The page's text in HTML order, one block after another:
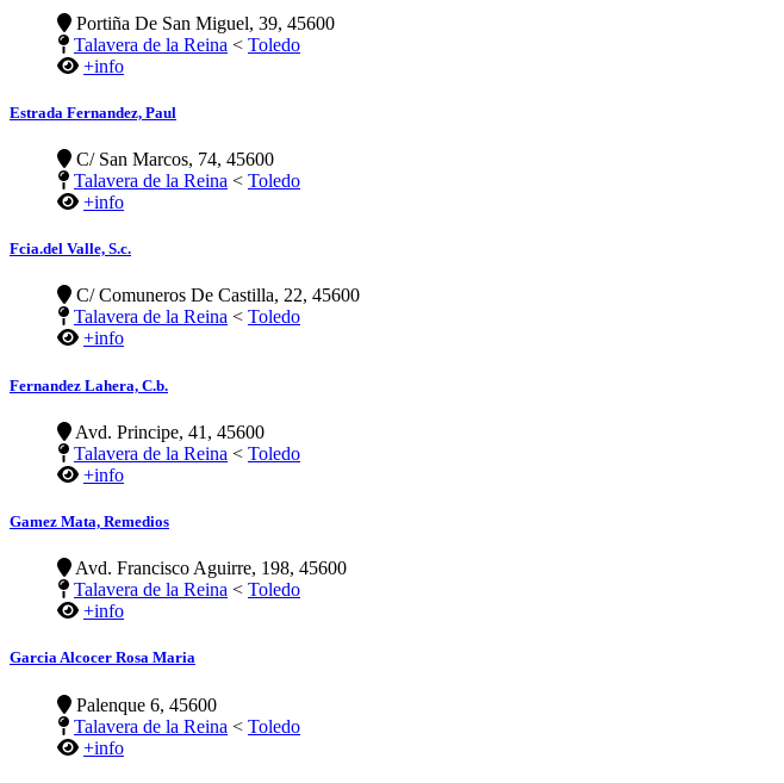
Portiña De San Miguel, 39, 45600
Talavera de la Reina < Toledo
+info
Estrada Fernandez, Paul
C/ San Marcos, 74, 45600
Talavera de la Reina < Toledo
+info
Fcia.del Valle, S.c.
C/ Comuneros De Castilla, 22, 45600
Talavera de la Reina < Toledo
+info
Fernandez Lahera, C.b.
Avd. Principe, 41, 45600
Talavera de la Reina < Toledo
+info
Gamez Mata, Remedios
Avd. Francisco Aguirre, 198, 45600
Talavera de la Reina < Toledo
+info
Garcia Alcocer Rosa Maria
Palenque 6, 45600
Talavera de la Reina < Toledo
+info